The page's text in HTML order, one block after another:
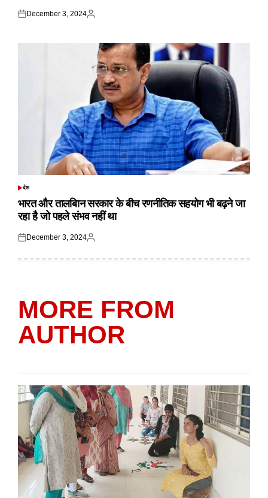
Posted
December 3, 2024
Posted
POSTED
देश
भारत और तालबिान सरकार के बीच रणनीतिक सहयोग भी बढ़ने जा
रहा है जो पहले संभव नहीं था
Posted
December 3, 2024
Posted
MORE FROM
AUTHOR